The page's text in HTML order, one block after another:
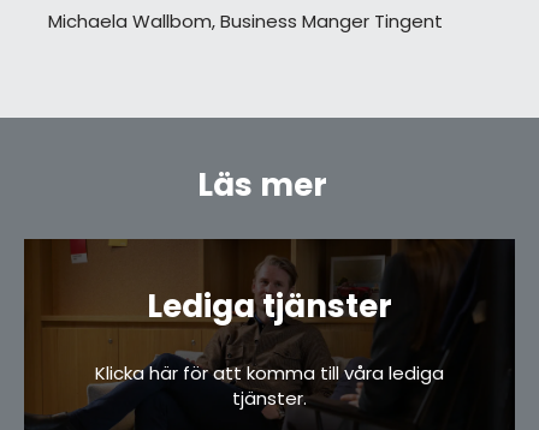
Michaela Wallbom, Business Manger Tingent
Läs mer
Lediga tjänster
Klicka här för att komma till våra lediga
tjänster.